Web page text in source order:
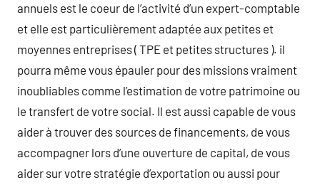
annuels est le coeur de l’activité d’un expert-comptable
et elle est particulièrement adaptée aux petites et
moyennes entreprises ( TPE et petites structures ). il
pourra même vous épauler pour des missions vraiment
inoubliables comme l’estimation de votre patrimoine ou
le transfert de votre social. Il est aussi capable de vous
aider à trouver des sources de financements, de vous
accompagner lors d’une ouverture de capital, de vous
aider sur votre stratégie d’exportation ou aussi pour